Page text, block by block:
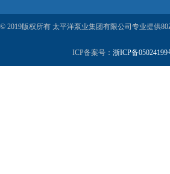
© 2019版权所有 太平洋泵业集团有限公司专业提供
ICP备案号： 浙ICP备05024199